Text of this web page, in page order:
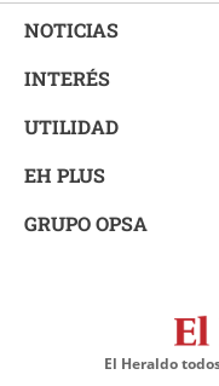
NOTICIAS
INTERÉS
UTILIDAD
EH PLUS
GRUPO OPSA
El Heraldo